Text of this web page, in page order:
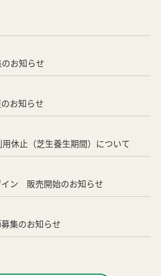
お知らせ
お知らせ
用休止（芝生養生期間）について
イン 販売開始のお知らせ
集のお知らせ